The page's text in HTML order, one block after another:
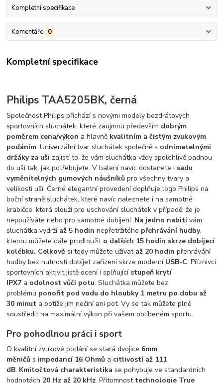
Kompletní specifikace
Komentáře 0
Kompletní specifikace
Philips TAA5205BK, černá
Společnost Philips přichází s novými modely bezdrátových
sportovních sluchátek, které zaujmou především dobrým
poměrem cena/výkon a hlavně kvalitním a čistým zvukovým
podáním. Univerzální tvar sluchátek společně s odnímatelnými
držáky za uši zajistí to, že vám sluchátka vždy spolehlivě padnou
do uší tak, jak potřebujete. V balení navíc dostanete i sadu
vyměnitelných gumových náušníků pro všechny tvary a
velikosti uší. Černé elegantní provedení doplňuje logo Philips na
boční straně sluchátek, které navíc naleznete i na samotné
krabičce, která slouží pro uschování sluchátek v případě, že je
nepoužíváte nebo pro samotné dobíjení. Na jedno nabitívám
sluchátka vydrží až 5 hodin nepřetržitého přehrávání hudby,
kterou můžete dále prodloužito dalších 15 hodin skrze dobíjecí
kolébku. Celkově si tedy můžete užívataž 20 hodin přehrávání
hudby bez nutnosti dobíjet zařízení skrze moderní USB-C. Příznivci
sportovních aktivit jistě ocení i splňující stupeň krytí
IPX7 a odolnost vůči potu. Sluchátka můžete bez
problému ponořit pod vodu do hloubky 1 metru po dobu až
30 minut a potíže jim nečiní ani pot. Vy se tak můžete plně
soustředit na maximální výkon při vašem oblíbeném sportu.
Pro pohodlnou práci i sport
O kvalitní zvukové podání se stará dvojice 6mm
měničů s impedancí 16 Ohmů a citlivostí až 111
dB. Kmitočtová charakteristika se pohybuje ve standardních
hodnotách 20 Hz až 20 kHz. Přítomnosttechnologie True